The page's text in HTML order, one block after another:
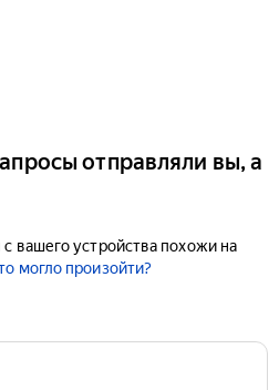
отправляли вы, а
вашего устройства похожи на
могло произойти?